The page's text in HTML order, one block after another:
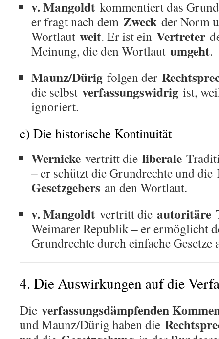
v. Mangoldt kommentiert das
er fragt nach dem Zweck der Norm
Wortlaut weit. Er ist ein Vertreter
Meinung, die den Wortlaut umgeht.
Maunz/Dürig folgen der
die selbst verfassungswidrig ist,
ignoriert.
c) Die historische Kontinuität
Wernicke vertritt die liberale
– er schützt die Grundrechte und die
Gesetzgebers an den Wortlaut.
v. Mangoldt vertritt die autoritäre
Weimarer Republik – er ermöglicht
Grundrechte durch einfache Gesetze
4. Die Auswirkungen auf die
Die verfassungsdämpfenden
und Maunz/Dürig haben die